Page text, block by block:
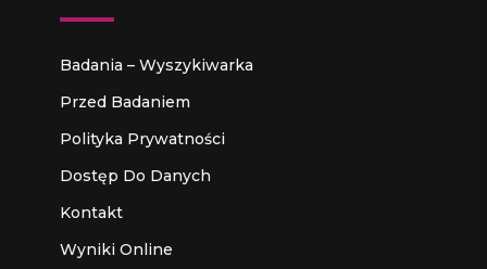
Badania – Wyszykiwarka
Przed Badaniem
Polityka Prywatności
Dostęp Do Danych
Kontakt
Wyniki Online